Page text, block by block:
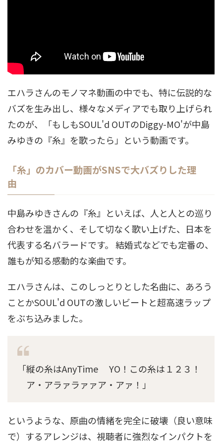
エハラさんのモノマネ動画の中でも、特に伝説的な
バズを生み出し、様々なメディアでも取り上げられ
たのが、「もしもSOUL'd OUTのDiggy-MO'が中島
みゆきの『糸』を歌ったら」という動画です。
「糸」のカバー動画がSNSで大バズりした理
由
中島みゆきさんの『糸』といえば、人と人との巡り
合わせを温かく、そして切なく歌い上げた、日本を
代表する名バラードです。 結婚式などでも定番の、
誰もが知る感動的な楽曲です。
エハラさんは、このしっとりとした名曲に、あろう
ことかSOUL'd OUTの激しいビートと超高速ラップ
をぶち込みました。
「縦の糸はAnyTime YO！この糸は１２３！
ア・アラァラァァア・アァ！」
というような、原曲の情緒を完全に破壊（良い意味
で）するアレンジは、視聴者に強烈なインパクトを